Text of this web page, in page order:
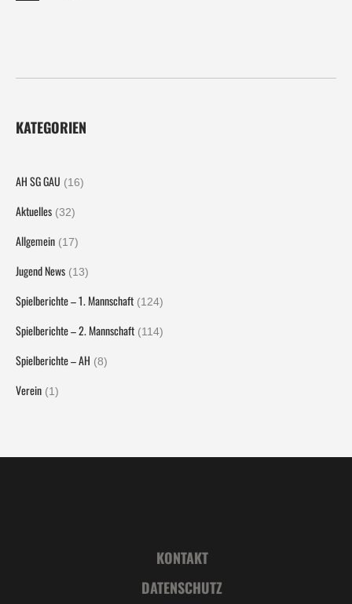
KATEGORIEN
AH SG GAU (16)
Aktuelles (32)
Allgemein (17)
Jugend News (13)
Spielberichte – 1. Mannschaft (124)
Spielberichte – 2. Mannschaft (114)
Spielberichte – AH (8)
Verein (1)
KONTAKT
DATENSCHUTZ